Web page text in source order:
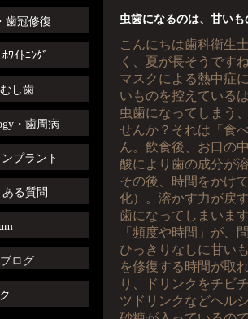
虫歯になるのは、甘い
こんにちは歯科衛生
く、夏が長そうです
マスクによる熱中症
いものを控えている
虫歯になってしまう
せんか？それは「食
ん。飲食後、お口の
酸により歯の成分が
その後、時間をかけ
化）。溶かす力が戻
歯になってしまいま
「頻度や時間」が、
ひっきりなしに甘い
を修復する時間が取
り、ドリンクをチビ
ツドリンクなどヘル
歯冠修復
ﾜｲﾄﾆﾝｸﾞ
し歯
・歯周病
プラント
る質問
ログ